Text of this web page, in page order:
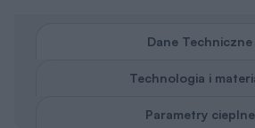
Dane Techniczne
Technologia i
Parametry cieplne